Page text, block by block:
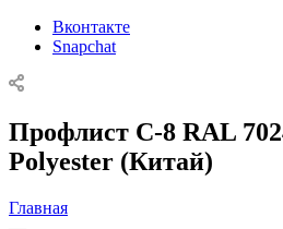
Вконтакте
Snapchat
Профлист C-8 RAL
Polyester (Китай)
Главная